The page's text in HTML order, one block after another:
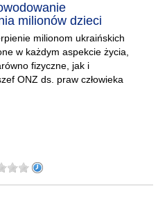
milionów dzieci
milionom ukraińskich
w każdym aspekcie życia,
fizyczne, jak i
ONZ ds. praw człowieka